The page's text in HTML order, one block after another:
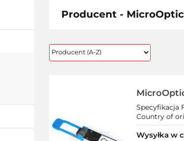
Producent -
Duplex,
LR4-S
Specyfikacja
Country of
Wysyłka w